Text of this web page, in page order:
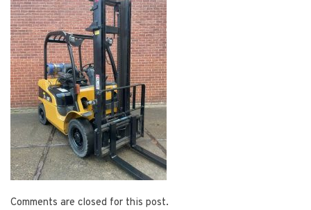
Comments are closed for this post.